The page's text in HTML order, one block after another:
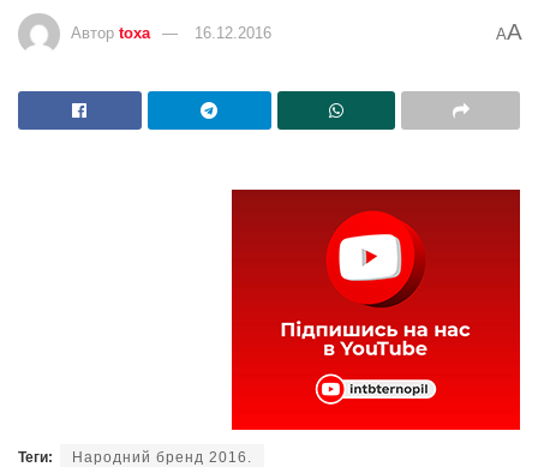
Автор toxa 16.12.2016 AA
Теги: Народний бренд 2016.